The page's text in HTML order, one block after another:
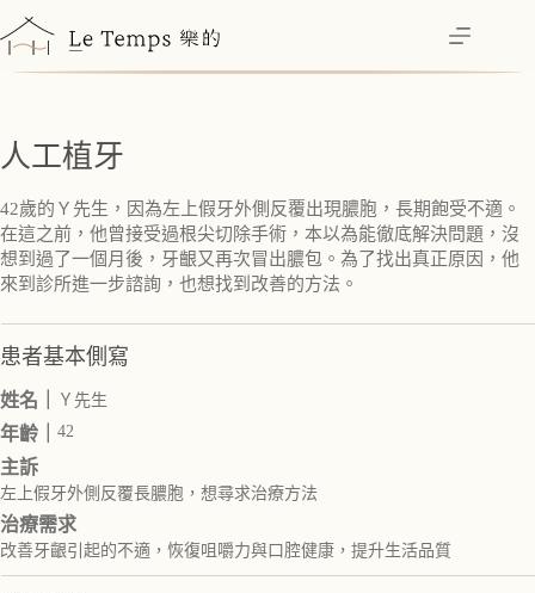
至
主
容
人工植牙
42歲的Ｙ先生，因為左上假牙外側反覆出現膿胞，長期飽受不適。
在這之前，他曾接受過根尖切除手術，本以為能徹底解決問題，沒
想到過了一個月後，牙齦又再次冒出膿包。為了找出真正原因，他
來到診所進一步諮詢，也想找到改善的方法。
患者基本側寫
姓名｜ Ｙ先生
年齡｜ 42
主訴
左上假牙外側反覆長膿胞，想尋求治療方法
治療需求
改善牙齦引起的不適，恢復咀嚼力與口腔健康，提升生活品質